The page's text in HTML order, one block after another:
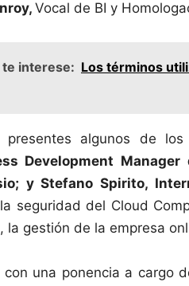
Vocal de BI y
te interese: Los términos
presentes algunos de los
Development
y Stefano Spirito,
seguridad del Cloud
la gestión de la empresa
una ponencia a cargo